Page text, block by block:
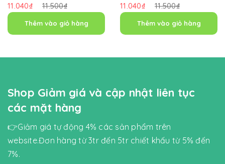
11.040₫ 11.500₫
Thêm vào giỏ hàng
11.040₫ 11.500₫
Thêm vào giỏ hàng
Shop Giảm giá và cập nhật liên tục
các mặt hàng
👉Giảm giá tự động 4% các sản phẩm trên
website.Đơn hàng từ 3tr đến 5tr chiết khấu từ 5% đến
7%.